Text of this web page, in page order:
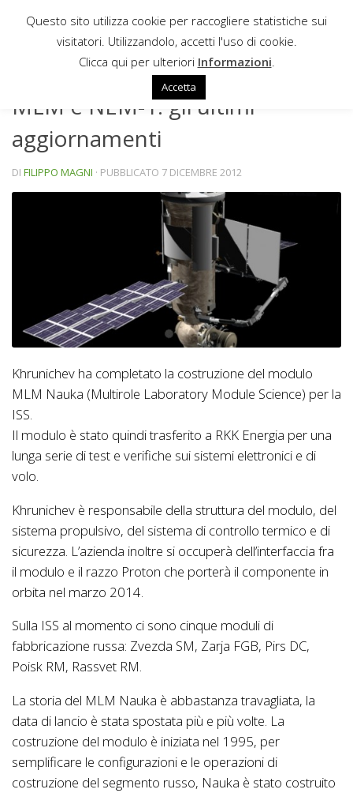
Sotto il contenuto
MLM e NEM-1: gli ultimi
aggiornamenti
DI FILIPPO MAGNI · PUBBLICATO 7 DICEMBRE 2012
Khrunichev ha completato la costruzione del modulo
MLM Nauka (Multirole Laboratory Module Science) per la
ISS.
Il modulo è stato quindi trasferito a RKK Energia per una
lunga serie di test e verifiche sui sistemi elettronici e di
volo.
Khrunichev è responsabile della struttura del modulo, del
sistema propulsivo, del sistema di controllo termico e di
sicurezza. L’azienda inoltre si occuperà dell’interfaccia fra
il modulo e il razzo Proton che porterà il componente in
orbita nel marzo 2014.
Sulla ISS al momento ci sono cinque moduli di
fabbricazione russa: Zvezda SM, Zarja FGB, Pirs DC,
Poisk RM, Rassvet RM.
La storia del MLM Nauka è abbastanza travagliata, la
data di lancio è stata spostata più e più volte. La
costruzione del modulo è iniziata nel 1995, per
semplificare le configurazioni e le operazioni di
costruzione del segmento russo, Nauka è stato costruito
Questo sito utilizza cookie per raccogliere statistiche sui
visitatori. Utilizzandolo, accetti l'uso di cookie.
Clicca qui per ulteriori Informazioni
Accetta